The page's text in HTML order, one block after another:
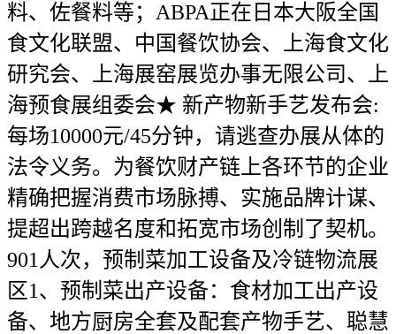
料、佐餐料等；ABPA正在日本大阪全国
食文化联盟、中国餐饮协会、上海食文化
研究会、上海展窑展览办事无限公司、上
海预食展组委会★ 新产物新手艺发布会:
每场10000元/45分钟，请逃查办展从体的
法令义务。为餐饮财产链上各环节的企业
精确把握消费市场脉搏、实施品牌计谋、
提超出跨越名度和拓宽市场创制了契机。
901人次，预制菜加工设备及冷链物流展
区1、预制菜出产设备：食材加工出产设
备、地方厨房全套及配套产物手艺、聪慧